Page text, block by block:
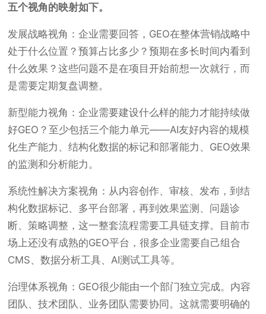
五个视角的映射如下。
发展战略视角 ：企业需要回答，GEO在整体营销战略中
处于什么位置？预算占比多少？预期在多长时间内看到
什么效果？这些问题不是在项目开始前想一次就行，而
是需要定期复盘调整。
新型能力视角 ：企业需要建设什么样的能力才能持续做
好GEO？至少包括三个能力单元——AI友好内容的规模
化生产能力、结构化数据的标记和部署能力、GEO效果
的监测和分析能力。
系统性解决方案视角 ：从内容创作、审核、发布，到结
构化数据标记、多平台部署，再到效果监测、问题诊
断、策略调整，这一整套流程需要工具链支撑。目前市
场上还没有成熟的GEO平台，很多企业需要自己组合
CMS、数据分析工具、AI测试工具等。
治理体系视角 ：GEO很少能由一个部门独立完成。内容
团队、技术团队、业务团队需要协同。这就需要明确的